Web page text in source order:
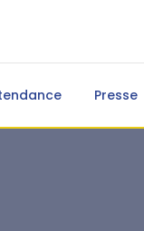
Presse